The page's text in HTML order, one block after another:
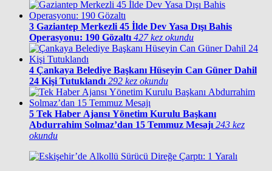
3 Gaziantep Merkezli 45 İlde Dev Yasa Dışı Bahis
Operasyonu: 190 Gözaltı 427 kez okundu
4 Çankaya Belediye Başkanı Hüseyin Can Güner Dahil
24 Kişi Tutuklandı 292 kez okundu
5 Tek Haber Ajansı Yönetim Kurulu Başkanı
Abdurrahim Solmaz’dan 15 Temmuz Mesajı 243 kez
okundu